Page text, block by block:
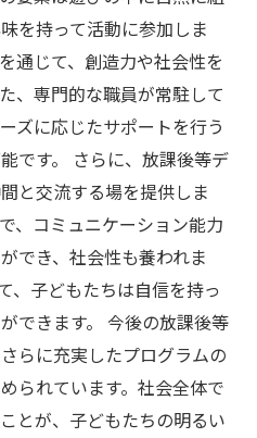
を持って活動に参加しま
通じて、創造力や社会性を
、専門的な職員が常駐して
ズに応じたサポートを行う
です。 さらに、放課後等デ
と交流する場を提供しま
、コミュニケーション能力
でき、社会性も養われま
、子どもたちは自信を持っ
できます。 今後の放課後等
らに充実したプログラムの
られています。社会全体で
とが、子どもたちの明るい